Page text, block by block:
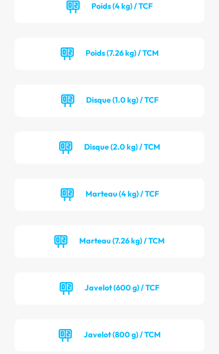
Poids (4 kg) / TCF
Poids (7.26 kg) / TCM
Disque (1.0 kg) / TCF
Disque (2.0 kg) / TCM
Marteau (4 kg) / TCF
Marteau (7.26 kg) / TCM
Javelot (600 g) / TCF
Javelot (800 g) / TCM